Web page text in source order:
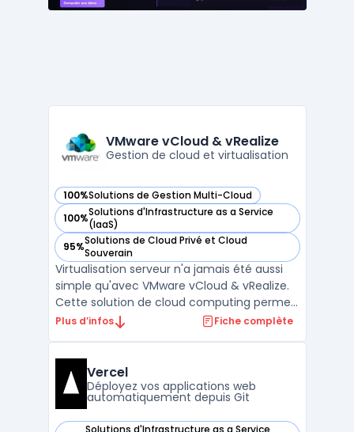
VMware vCloud & vRealize
Gestion de cloud et virtualisation
100%Solutions de Gestion Multi-Cloud
— voir VMware vCloud & vRealize dans cette catégorie
100%Solutions d'Infrastructure as a Service
(IaaS)
— voir VMware vCloud & vRealize dans cette catégorie
95%Solutions de Cloud Privé et Cloud
Souverain
— voir VMware vCloud & vRealize dans cette catégorie
Virtualisation serveur n'a jamais été aussi
simple qu'avec VMware vCloud & vRealize.
Cette solution de cloud computing permet
aux entreprises de gérer leur infrastructure
forme de cloud computing pour la gestion
des ressour ...
Plus d’infos Fiche complète
Vercel
Déployez vos applications web
automatiquement depuis Git
Solutions d'Infrastructure as a Service